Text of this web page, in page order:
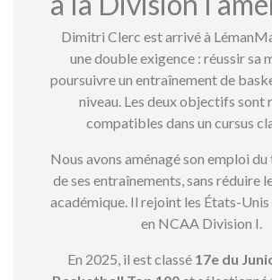
Dimitri Clerc est arrivé à
une double exigence : réussir sa
poursuivre un entraînement de
niveau. Les deux objectifs sont
compatibles dans un cursus
Nous avons aménagé son emploi
de ses entraînements, sans réduire
académique. Il rejoint les États-
en NCAA Division I.
En 2025, il est classé 17e du